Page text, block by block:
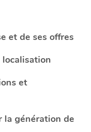
et de ses offres
et
la génération de